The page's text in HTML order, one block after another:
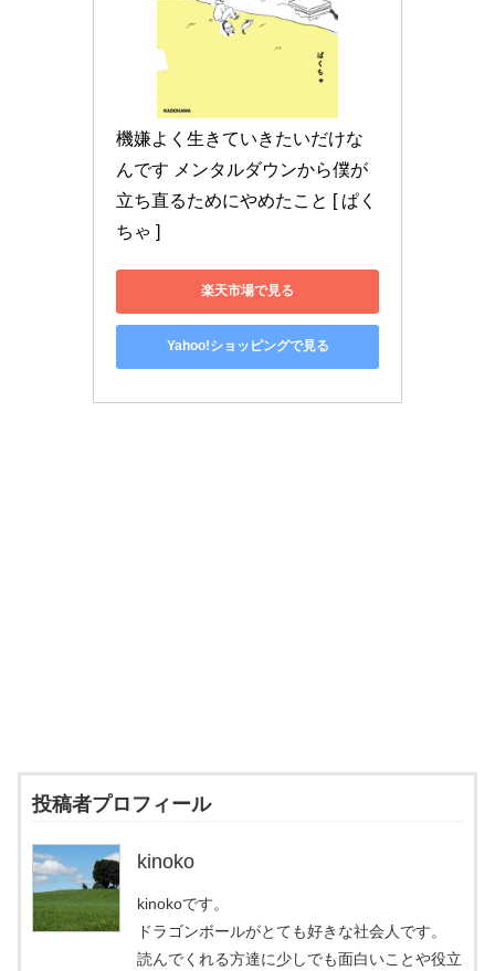
機嫌よく生きていきたいだけな
んです メンタルダウンから僕が
立ち直るためにやめたこと [ ぱく
ちゃ ]
楽天市場で見る
Yahoo!ショッピングで見る
投稿者プロフィール
kinoko
kinokoです。
ドラゴンボールがとても好きな社会人です。
読んでくれる方達に少しでも面白いことや役立